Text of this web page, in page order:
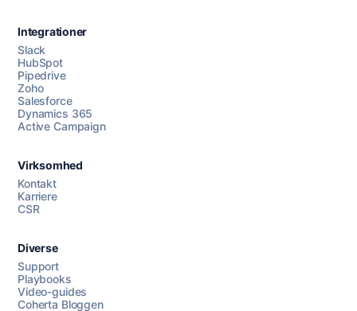
Chat med os
AI Campaign Assist
Integrationer
Slack
HubSpot
Pipedrive
Zoho
Salesforce
Dynamics 365
Active Campaign
Virksomhed
Kontakt
Karriere
CSR
Diverse
Support
Playbooks
Video-guides
Coherta Bloggen